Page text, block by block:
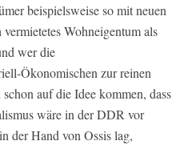
beispielsweise so mit neuen
vermietetes Wohneigentum als
wer die
Ökonomischen zur reinen
auf die Idee kommen, dass
wäre in der DDR vor
der Hand von Ossis lag,